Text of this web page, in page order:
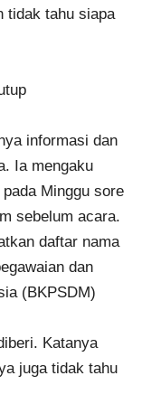
tidak tahu siapa
informasi dan
Ia mengaku
Minggu sore
sebelum acara.
daftar nama
dan
(BKPSDM)
Katanya
juga tidak tahu